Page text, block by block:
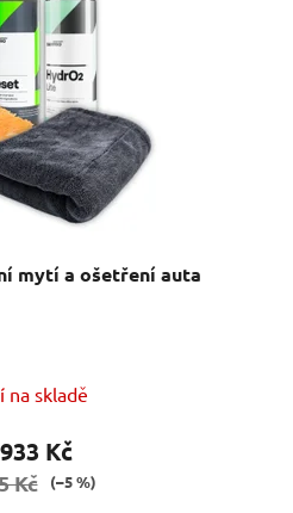
mytí a ošetření auta
na skladě
Kč
Kč (–5 %)